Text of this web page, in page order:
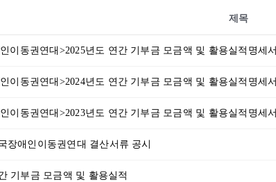
제목
이동권연대>2025년도 연간 기부금 모금액 및 활용실적명세서
이동권연대>2024년도 연간 기부금 모금액 및 활용실적명세서
이동권연대>2023년도 연간 기부금 모금액 및 활용실적명세서
장애인이동권연대 결산서류 공시
기부금 모금액 및 활용실적